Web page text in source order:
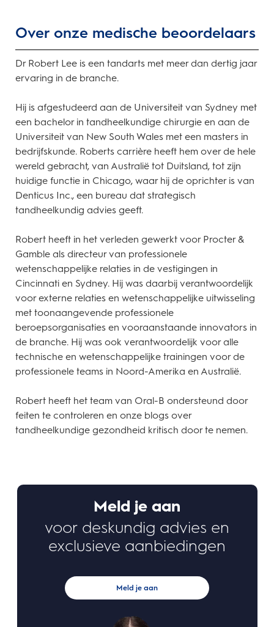
Over onze medische beoordelaars
Dr Robert Lee is een tandarts met meer dan dertig jaar
ervaring in de branche.
Hij is afgestudeerd aan de Universiteit van Sydney met
een bachelor in tandheelkundige chirurgie en aan de
Universiteit van New South Wales met een masters in
bedrijfskunde. Roberts carrière heeft hem over de hele
wereld gebracht, van Australië tot Duitsland, tot zijn
huidige functie in Chicago, waar hij de oprichter is van
Denticus Inc., een bureau dat strategisch
tandheelkundig advies geeft.
Robert heeft in het verleden gewerkt voor Procter &
Gamble als directeur van professionele
wetenschappelijke relaties in de vestigingen in
Cincinnati en Sydney. Hij was daarbij verantwoordelijk
voor externe relaties en wetenschappelijke uitwisseling
met toonaangevende professionele
beroepsorganisaties en vooraanstaande innovators in
de branche. Hij was ook verantwoordelijk voor alle
technische en wetenschappelijke trainingen voor de
professionele teams in Noord-Amerika en Australië.
Robert heeft het team van Oral-B ondersteund door
feiten te controleren en onze blogs over
tandheelkundige gezondheid kritisch door te nemen.
Meld je aan
voor deskundig advies en
exclusieve aanbiedingen
Meld je aan